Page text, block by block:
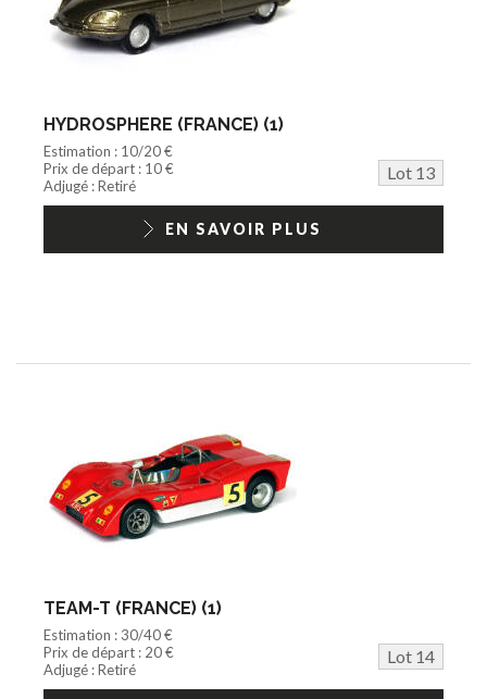
HYDROSPHERE (FRANCE) (1)
Estimation : 10/20 €
Prix de départ : 10 €
Lot 13
Adjugé : Retiré
EN SAVOIR PLUS
TEAM-T (FRANCE) (1)
Estimation : 30/40 €
Prix de départ : 20 €
Lot 14
Adjugé : Retiré